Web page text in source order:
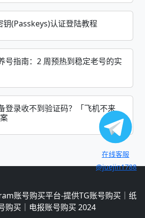
(Passkeys)认证登陆教程
号指南：2 周预热到稳定老号的实
登录收不到验证码？「飞机不来
在线客服
@juejin1788
账号购买平台-提供TG账号购买｜纸
购买｜电报账号购买 2024